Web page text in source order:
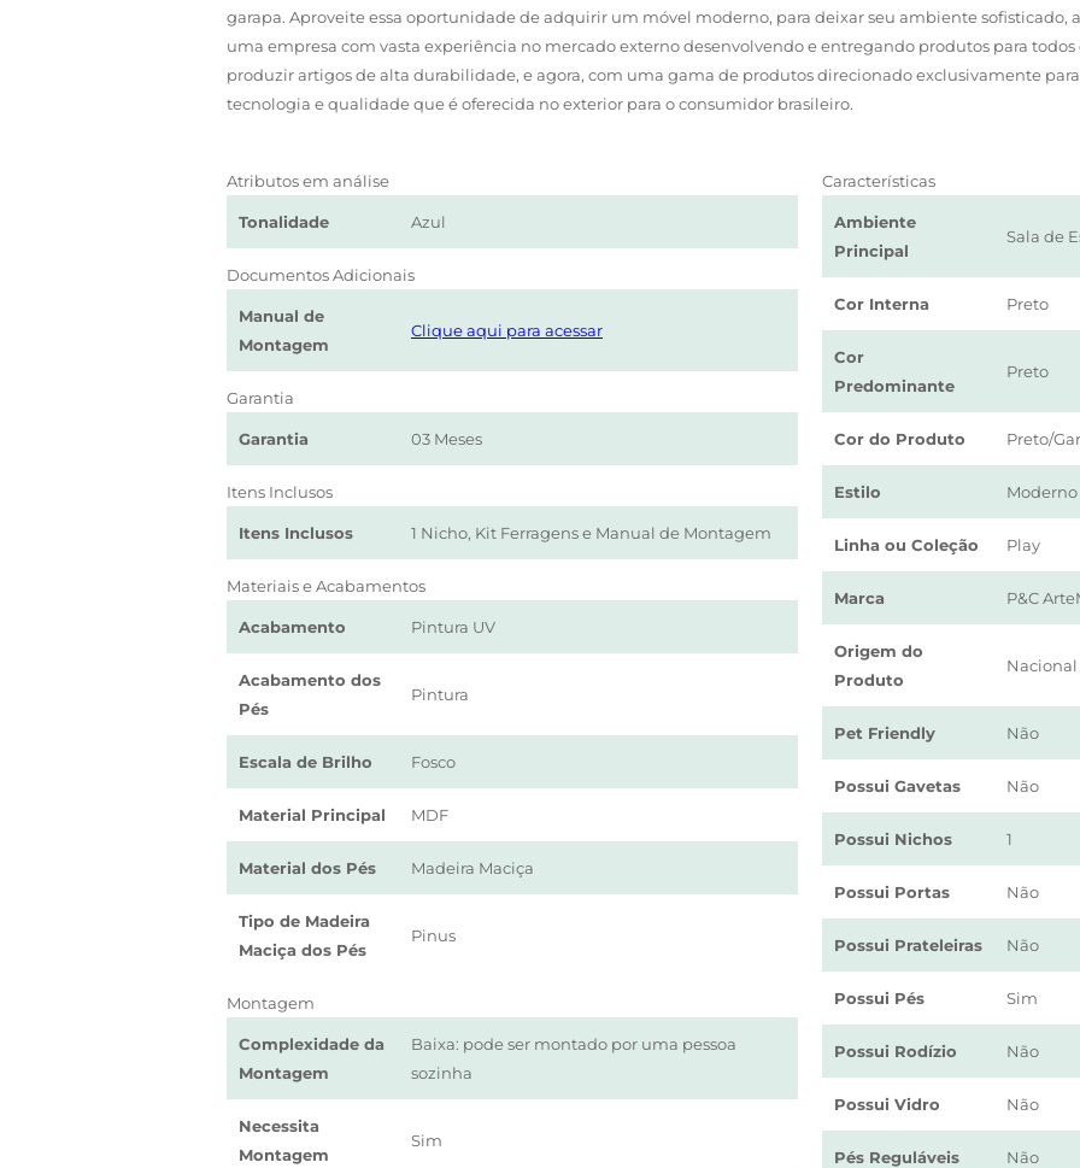
garapa. Aproveite essa oportunidade de adquirir um móvel moderno, para deixar seu ambiente sofisticado,
uma empresa com vasta experiência no mercado externo desenvolvendo e entregando produtos para todos
produzir artigos de alta durabilidade, e agora, com uma gama de produtos direcionado exclusivamente
tecnologia e qualidade que é oferecida no exterior para o consumidor brasileiro.
Atributos em análise
Tonalidade Azul
Documentos Adicionais
Manual de
Montagem
Clique aqui para acessar
Garantia
Garantia 03 Meses
Itens Inclusos
Itens Inclusos 1 Nicho, Kit Ferragens e Manual de Montagem
Materiais e Acabamentos
Acabamento Pintura UV
Acabamento dos
Pés
Pintura
Escala de Brilho Fosco
Material Principal MDF
Material dos Pés Madeira Maciça
Tipo de Madeira
Maciça dos Pés
Pinus
Montagem
Complexidade da
Montagem
Baixa: pode ser montado por uma pessoa
sozinha
Necessita
Montagem
Sim
Características
Ambiente
Principal
Sala de
Cor Interna Preto
Cor
Predominante
Preto
Cor do Produto Preto/
Estilo Moderno
Linha ou Coleção Play
Marca P&C
Origem do
Produto
Nacional
Pet Friendly Não
Possui Gavetas Não
Possui Nichos 1
Possui Portas Não
Possui Prateleiras Não
Possui Pés Sim
Possui Rodízio Não
Possui Vidro Não
Pés Reguláveis Não